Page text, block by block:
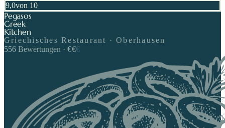
9,0von 10
Pegasos
Greek
Kitchen
Griechisches Restaurant · Oberhausen
556 Bewertungen · €€€